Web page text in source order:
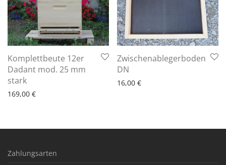
Komplettbeute 12er
Dadant mod. 25 mm
stark
169,00 €
Zwischenablegerboden
DN
16,00 €
6 - 10 Arbeitstage
Zahlungsarten